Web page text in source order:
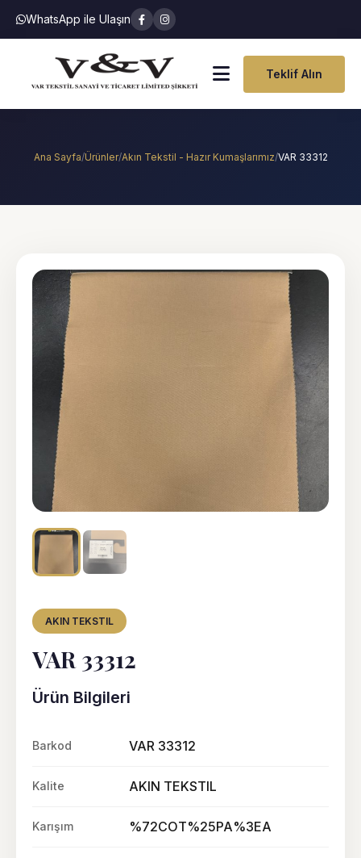
WhatsApp ile Ulaşın
Teklif Alın
Ana Sayfa/Ürünler/Akın Tekstil - Hazır Kumaşlarımız/VAR 33312
AKIN TEKSTIL
VAR 33312
Ürün Bilgileri
Barkod VAR 33312
Kalite AKIN TEKSTIL
Karışım %72COT%25PA%3EA